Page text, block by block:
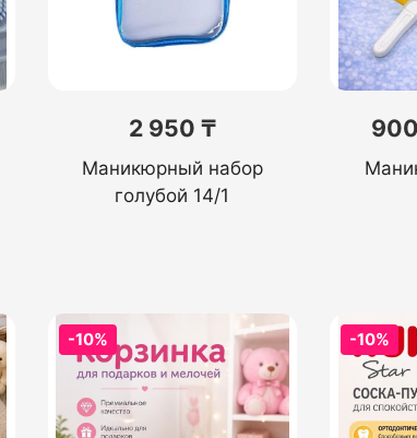
2 950 ₸
Маникюрный набор
голубой 14/1
-10% -10%